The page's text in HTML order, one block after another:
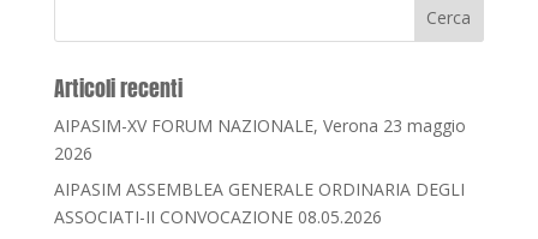
Articoli recenti
AIPASIM-XV FORUM NAZIONALE, Verona 23 maggio
2026
AIPASIM ASSEMBLEA GENERALE ORDINARIA DEGLI
ASSOCIATI-II CONVOCAZIONE 08.05.2026